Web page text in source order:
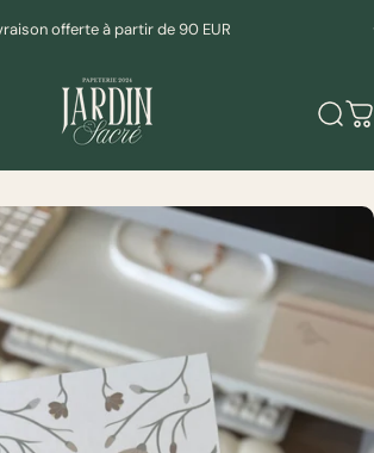
offerte à partir de 90 EUR
Mudeen